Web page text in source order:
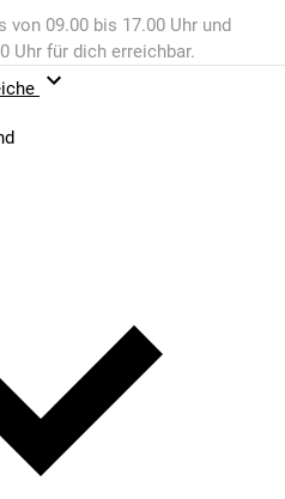
09.00 bis 17.00 Uhr und
Uhr für dich erreichbar.